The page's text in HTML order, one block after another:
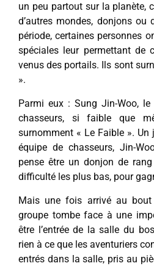
un peu partout sur la planète,
d’autres mondes, donjons ou
période, certaines personnes
spéciales leur permettant de
venus des portails. Ils sont
».
Parmi eux : Sung Jin-Woo,
chasseurs, si faible que
surnomment « Le Faible ». Un
équipe de chasseurs, Jin-
pense être un donjon de
difficulté les plus bas, pour
Mais une fois arrivé au
groupe tombe face à une
être l’entrée de la salle du
rien à ce que les aventuriers
entrés dans la salle, pris au